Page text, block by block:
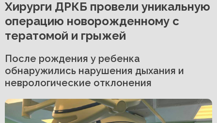
Хирурги ДРКБ провели уникальную
операцию новорожденному с
тератомой и грыжей
После рождения у ребенка
обнаружились нарушения дыхания и
неврологические отклонения